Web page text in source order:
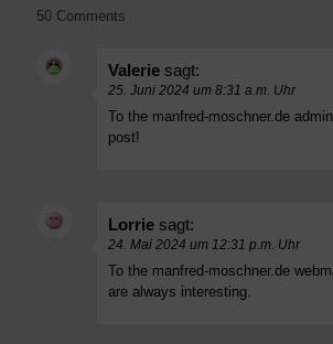
50 Comments
Valerie sagt:
25. Juni 2024 um 8:31 a.m. Uhr
To the manfred-moschner.de
post!
Lorrie sagt:
24. Mai 2024 um 12:31 p.m. Uhr
To the manfred-moschner.de
are always interesting.